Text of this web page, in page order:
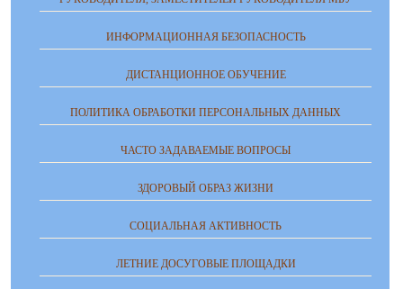
ИНФОРМАЦИОННАЯ БЕЗОПАСНОСТЬ
ДИСТАНЦИОННОЕ ОБУЧЕНИЕ
ПОЛИТИКА ОБРАБОТКИ ПЕРСОНАЛЬНЫХ ДАННЫХ
ЧАСТО ЗАДАВАЕМЫЕ ВОПРОСЫ
ЗДОРОВЫЙ ОБРАЗ ЖИЗНИ
СОЦИАЛЬНАЯ АКТИВНОСТЬ
ЛЕТНИЕ ДОСУГОВЫЕ ПЛОЩАДКИ